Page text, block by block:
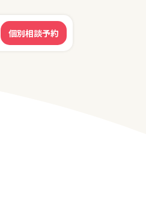
個別相談予約